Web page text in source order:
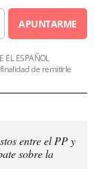
APUNTARME
EL ESPAÑOL
de remitirle
entre el PP y
sobre la